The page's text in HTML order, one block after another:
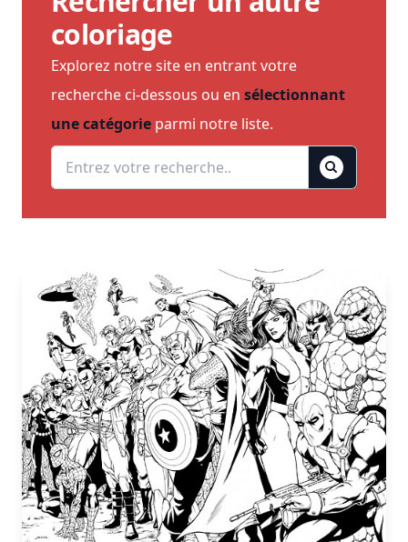
coloriage
Explorez notre site en entrant votre
recherche ci-dessous ou en sélectionnant
une catégorie parmi notre liste.